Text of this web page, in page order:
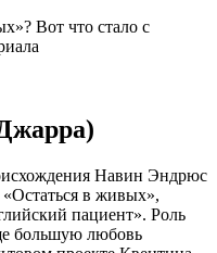
Навин Эндрюс
«Остаться в живых»,
пациент». Роль
большую любовь